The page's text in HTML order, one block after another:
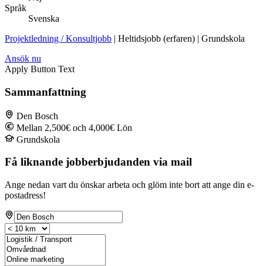
Språk
Svenska
Projektledning / Konsultjobb | Heltidsjobb (erfaren) | Grundskola
Ansök nu
Apply Button Text
Sammanfattning
Den Bosch
Mellan 2,500€ och 4,000€ Lön
Grundskola
Få liknande jobberbjudanden via mail
Ange nedan vart du önskar arbeta och glöm inte bort att ange din e-
postadress!